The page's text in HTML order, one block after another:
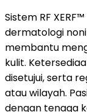
Sistem RF
dermatologi
membantu
kulit.
disetujui, serta
atau wilayah.
dengan tenaga